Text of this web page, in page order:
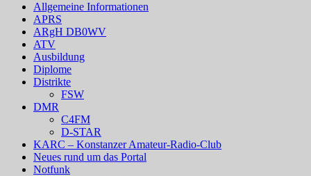
Allgemeine Informationen
APRS
ARgH DB0WV
ATV
Ausbildung
Diplome
Distrikte
FSW
DMR
C4FM
D-STAR
KARC – Konstanzer Amateur-Radio-Club
Neues rund um das Portal
Notfunk